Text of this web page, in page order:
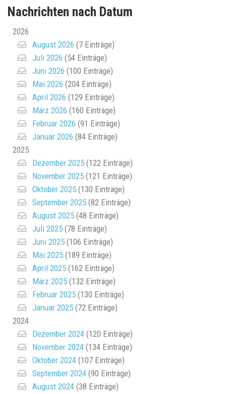
Nachrichten nach Datum
2026
August 2026 (7 Einträge)
Juli 2026 (54 Einträge)
Juni 2026 (100 Einträge)
Mai 2026 (204 Einträge)
April 2026 (129 Einträge)
März 2026 (160 Einträge)
Februar 2026 (91 Einträge)
Januar 2026 (84 Einträge)
2025
Dezember 2025 (122 Einträge)
November 2025 (121 Einträge)
Oktober 2025 (130 Einträge)
September 2025 (82 Einträge)
August 2025 (48 Einträge)
Juli 2025 (78 Einträge)
Juni 2025 (106 Einträge)
Mai 2025 (189 Einträge)
April 2025 (162 Einträge)
März 2025 (132 Einträge)
Februar 2025 (130 Einträge)
Januar 2025 (72 Einträge)
2024
Dezember 2024 (120 Einträge)
November 2024 (134 Einträge)
Oktober 2024 (107 Einträge)
September 2024 (90 Einträge)
August 2024 (38 Einträge)